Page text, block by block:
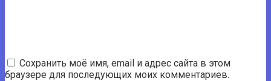
Сохранить моё имя, email и адрес сайта в этом
браузере для последующих моих комментариев.